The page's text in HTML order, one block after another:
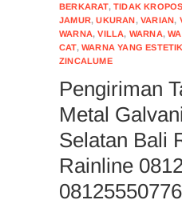
BERKARAT,TIDAK KROPOS
JAMUR,UKURAN,VARIAN,
WARNA,VILLA, WARNA,
CAT,WARNA YANG
ZINCALUME
Pengiriman
Metal
Selatan Bali
Rainline